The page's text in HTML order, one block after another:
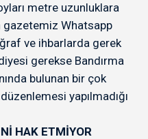
metre uzunluklara
gazetemiz Whatsapp
ve ihbarlarda gerek
gerekse Bandırma
bulunan bir çok
yapılmadığı
HAK ETMİYOR